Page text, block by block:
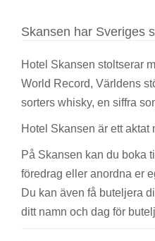
Skansen har Sveriges
Hotel Skansen stoltserar
World Record, Världens
sorters whisky, en siffra
Hotel Skansen är ett aktat
På Skansen kan du boka
föredrag eller anordna er
Du kan även få buteljera
ditt namn och dag för